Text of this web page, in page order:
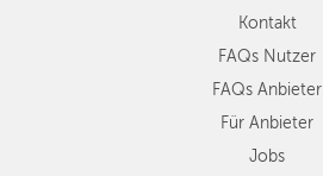
Kontakt
FAQs Nutzer
FAQs Anbieter
Für Anbieter
Jobs